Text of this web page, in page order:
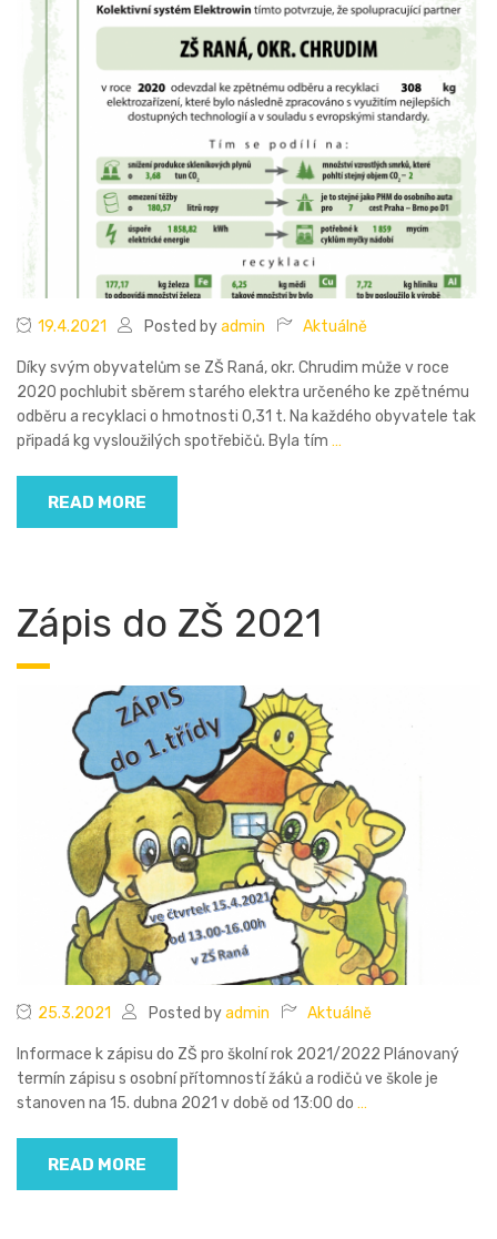
19.4.2021 Posted byadmin Aktuálně
Díky svým obyvatelům se ZŠ Raná, okr. Chrudim může v roce
2020 pochlubit sběrem starého elektra určeného ke zpětnému
odběru a recyklaci o hmotnosti 0,31 t. Na každého obyvatele tak
připadá kg vysloužilých spotřebičů. Byla tím …
READ MORE
Zápis do ZŠ 2021
25.3.2021 Posted byadmin Aktuálně
Informace k zápisu do ZŠ pro školní rok 2021/2022 Plánovaný
termín zápisu s osobní přítomností žáků a rodičů ve škole je
stanoven na 15. dubna 2021 v době od 13:00 do …
READ MORE